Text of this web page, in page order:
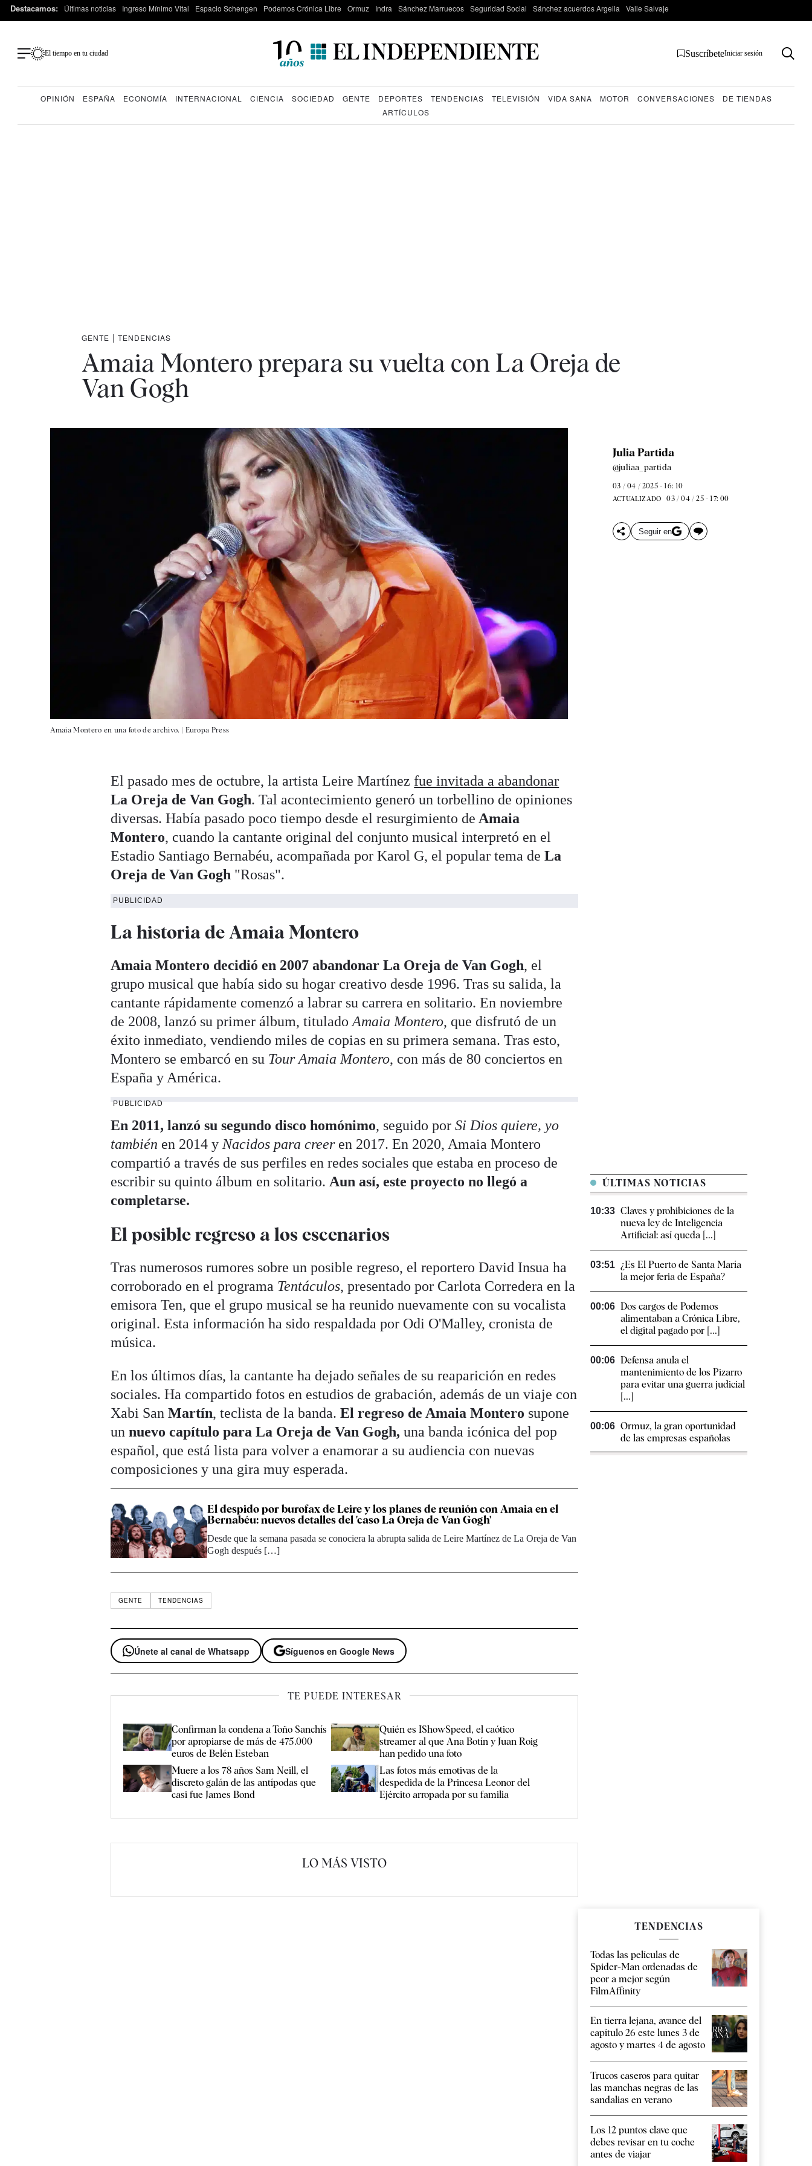
Destacamos: Últimas noticias Ingreso Mínimo Vital Espacio Schengen Podemos Crónica Libre Ormuz Indra Sánchez Marruecos Seguridad Social Sánchez acuerdos Argelia Valle Salvaje
El tiempo en tu ciudad SuscríbeteIniciar sesión
OPINIÓN ESPAÑA ECONOMÍA INTERNACIONAL CIENCIA SOCIEDAD GENTE DEPORTES TENDENCIAS TELEVISIÓN VIDA SANA MOTOR CONVERSACIONES
DE TIENDAS
ARTÍCULOS
GENTE | TENDENCIAS
Amaia Montero prepara su vuelta con La Oreja de
Van Gogh
Amaia Montero en una foto de archivo. | Europa Press
Julia Partida
@juliaa_partida
03 / 04 / 2025 - 16: 10
ACTUALIZADO 03 / 04 / 25 - 17: 00
Seguir en
El pasado mes de octubre, la artista Leire Martínezfue invitada a abandonar
La Oreja de Van Gogh. Tal acontecimiento generó un torbellino de opiniones
diversas. Había pasado poco tiempo desde el resurgimiento de Amaia
Montero, cuando la cantante original del conjunto musical interpretó en el
Estadio Santiago Bernabéu, acompañada por Karol G, el popular tema deLa
Oreja de Van Gogh "Rosas".
PUBLICIDAD
La historia de Amaia Montero
Amaia Montero decidió en 2007 abandonar La Oreja de Van Gogh, el
grupo musical que había sido su hogar creativo desde 1996. Tras su salida, la
cantante rápidamente comenzó a labrar su carrera en solitario. En noviembre
de 2008, lanzó su primer álbum, tituladoAmaia Montero, que disfrutó de un
éxito inmediato, vendiendo miles de copias en su primera semana. Tras esto,
Montero se embarcó en su Tour Amaia Montero, con más de 80 conciertos en
España y América.
PUBLICIDAD
En 2011, lanzó su segundo disco homónimo, seguido porSi Dios quiere, yo
también en 2014 y Nacidos para creeren 2017. En 2020, Amaia Montero
compartió a través de sus perfiles en redes sociales que estaba en proceso de
escribir su quinto álbum en solitario. Aun así, este proyecto no llegó a
completarse.
El posible regreso a los escenarios
Tras numerosos rumores sobre un posible regreso, el reportero David Insua ha
corroborado en el programa Tentáculos, presentado por Carlota Corredera en la
emisora Ten, que el grupo musical se ha reunido nuevamente con su vocalista
original. Esta información ha sido respaldada por Odi O'Malley, cronista de
música.
En los últimos días, la cantante ha dejado señales de su reaparición en redes
sociales. Ha compartido fotos en estudios de grabación, además de un viaje con
Xabi SanMartín, teclista de la banda.El regreso de Amaia Montero supone
unnuevo capítulo para La Oreja de Van Gogh,una banda icónica del pop
español, que está lista para volver a enamorar a su audiencia con nuevas
composiciones y una gira muy esperada.
El despido por burofax de Leire y los planes de reunión con Amaia en el
Bernabéu: nuevos detalles del 'caso La Oreja de Van Gogh'
Desde que la semana pasada se conociera la abrupta salida de Leire Martínez de La Oreja de Van
Gogh después […]
GENTE TENDENCIAS
Únete al canal de Whatsapp Síguenos en Google News
TE PUEDE INTERESAR
Confirman la condena a Toño Sanchís
por apropiarse de más de 475.000
euros de Belén Esteban
Quién es IShowSpeed, el caótico
streamer al que Ana Botín y Juan Roig
han pedido una foto
Muere a los 78 años Sam Neill, el
discreto galán de las antípodas que
casi fue James Bond
Las fotos más emotivas de la
despedida de la Princesa Leonor del
Ejército arropada por su familia
LO MÁS VISTO
ÚLTIMAS NOTICIAS
10:33 Claves y prohibiciones de la
nueva ley de Inteligencia
Artificial: así queda [...]
03:51 ¿Es El Puerto de Santa María
la mejor feria de España?
00:06 Dos cargos de Podemos
alimentaban a Crónica Libre,
el digital pagado por [...]
00:06 Defensa anula el
mantenimiento de los Pizarro
para evitar una guerra judicial
[...]
00:06 Ormuz, la gran oportunidad
de las empresas españolas
TENDENCIAS
Todas las películas de
Spider-Man ordenadas de
peor a mejor según
FilmAffinity
En tierra lejana, avance del
capítulo 26 este lunes 3 de
agosto y martes 4 de agosto
Trucos caseros para quitar
las manchas negras de las
sandalias en verano
Los 12 puntos clave que
debes revisar en tu coche
antes de viajar